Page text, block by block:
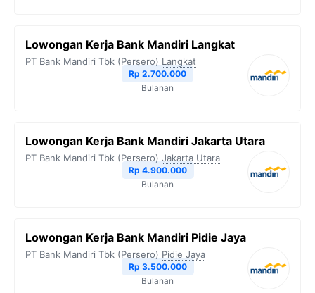
Lowongan Kerja Bank Mandiri Langkat
PT Bank Mandiri Tbk (Persero) Langkat
Rp 2.700.000
Bulanan
Lowongan Kerja Bank Mandiri Jakarta Utara
PT Bank Mandiri Tbk (Persero) Jakarta Utara
Rp 4.900.000
Bulanan
Lowongan Kerja Bank Mandiri Pidie Jaya
PT Bank Mandiri Tbk (Persero) Pidie Jaya
Rp 3.500.000
Bulanan